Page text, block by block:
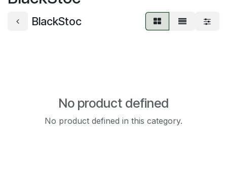
BlackStoc
No product defined
No product defined in this category.